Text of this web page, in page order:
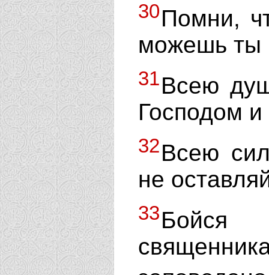
30Помни,
можешь ты
31Всею
Господом
32Всею
не
33Бойся